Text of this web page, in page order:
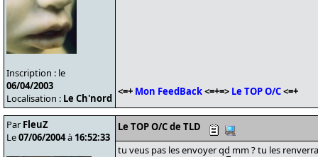
Inscription : le
06/04/2003
Localisation : Le Ch'nord
<=+ Mon FeedBack<=+=> Le TOP O/C<=+
Par FleuZ
Le07/06/2004à 16:52:33
Le TOP O/C de TLD
tu veus pas les envoyer qd mm ? tu les